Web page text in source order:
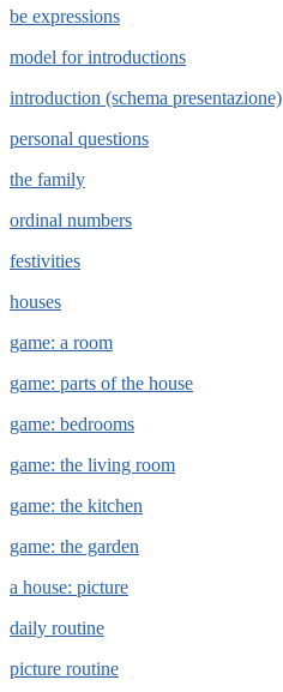
be expressions
model for introductions
introduction (schema presentazione)
personal questions
the family
ordinal numbers
festivities
houses
game: a room
game: parts of the house
game: bedrooms
game: the living room
game: the kitchen
game: the garden
a house: picture
daily routine
picture routine